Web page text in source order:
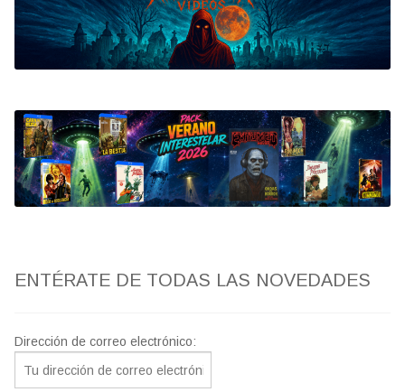
Bluray
Clasificada S
artwork
fantaterror
Jesús Franco
ENTÉRATE DE TODAS LAS NOVEDADES
Dirección de correo electrónico: